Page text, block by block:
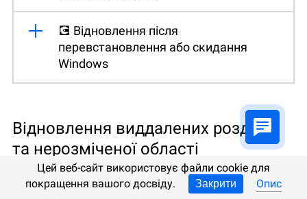
💽 Відновлення після
перевстановлення або скидання
Windows
Відновлення виддалених розділів
та нерозміченої області
Цей веб-сайт використовує файли cookie для
покращення вашого досвіду.
Закрити Опис